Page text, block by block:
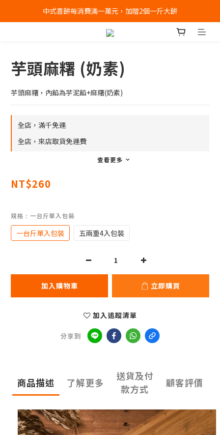
全店消費滿千免運 (不含冰淇淋冷凍宅配)
中式喜餅每消費滿一萬元，加贈2個一斤大餅
全店消費滿千免運 (不含冰淇淋冷凍宅配)
芋頭麻糬 (奶素)
芋頭麻糬，內餡為芋泥餡+麻糬(奶素)
全店，滿千免運
全店，來店取貨免運費
查看更多
NT$260
規格 : 一台斤單入包裝
一台斤單入包裝 五兩重4入包裝
加入購物車 立即購買
加入追蹤清單
分享到
商品描述 了解更多
送貨及付
款方式
顧客評價